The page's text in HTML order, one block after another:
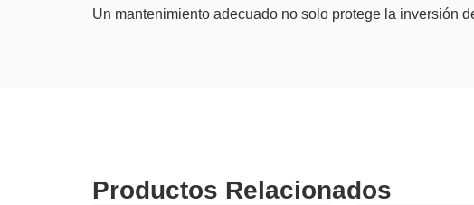
Un mantenimiento adecuado no solo protege la inversión
Productos Relacionados